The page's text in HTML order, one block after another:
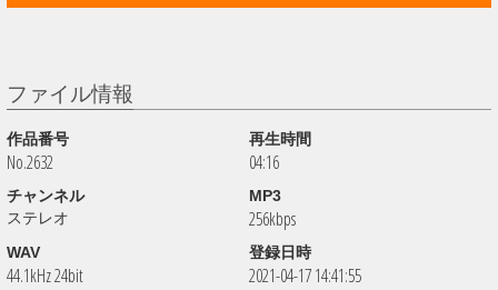
ファイル情報
作品番号
No.2632
再生時間
04:16
チャンネル
ステレオ
MP3
256kbps
WAV
44.1kHz 24bit
登録日時
2021-04-17 14:41:55